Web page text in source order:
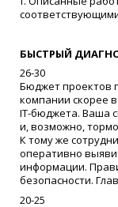
БЫСТРЫЙ
26-30
Бюджет проектов
компании скорее
IT-бюджета. Ваша
и, возможно,
К тому же
оперативно
информации.
безопасности.
20-25